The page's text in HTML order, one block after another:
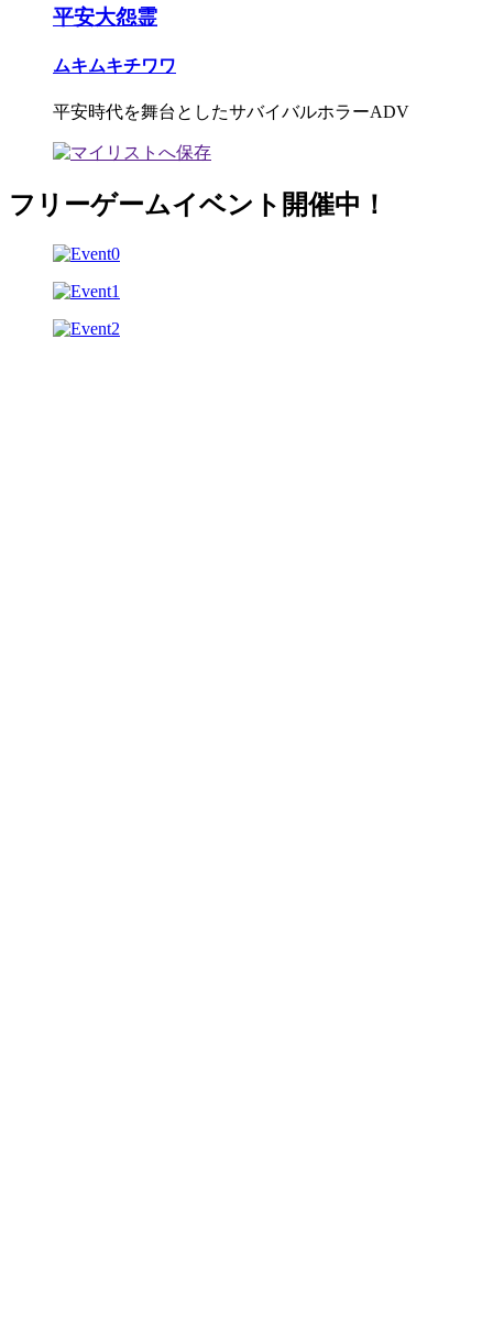
平安大怨霊
ムキムキチワワ
平安時代を舞台としたサバイバルホラーADV
フリーゲームイベント開催中！